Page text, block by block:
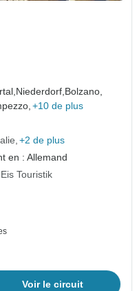
Niederdorf, Bolzano,
+10 de plus
+2 de plus
en : Allemand
Touristik
Voir le circuit